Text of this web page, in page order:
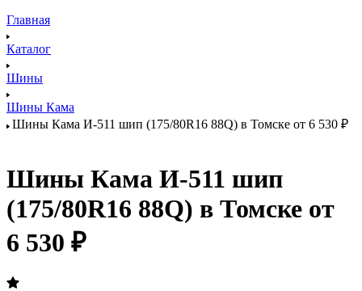
Главная
Каталог
Шины
Шины Кама
Шины Кама И-511 шип (175/80R16 88Q) в Томске от 6 530 ₽
Шины Кама И-511 шип
(175/80R16 88Q) в Томске от
6 530 ₽